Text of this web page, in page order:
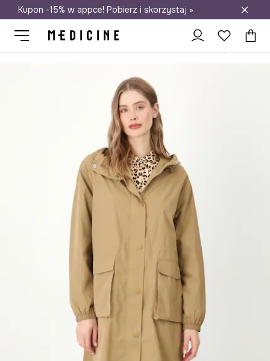
Darmowa dostawa do salonów
Kupon -15% w appce! Pobierz i skorzystaj »